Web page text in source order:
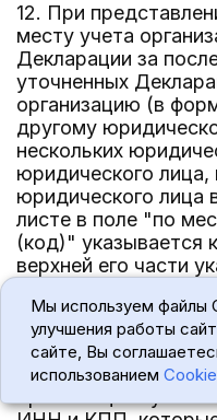
12. При
месту учета
Декларации за
уточненных
организацию (в
другому
нескольких
юридического лица,
юридического лица
листе в поле "по
(код)" указывается
верхней его части
"налогоплательщик"
наименование
В поле "ИНН/КПП
Мы используем файлы
улучшения работы
сайте, Вы
использованием